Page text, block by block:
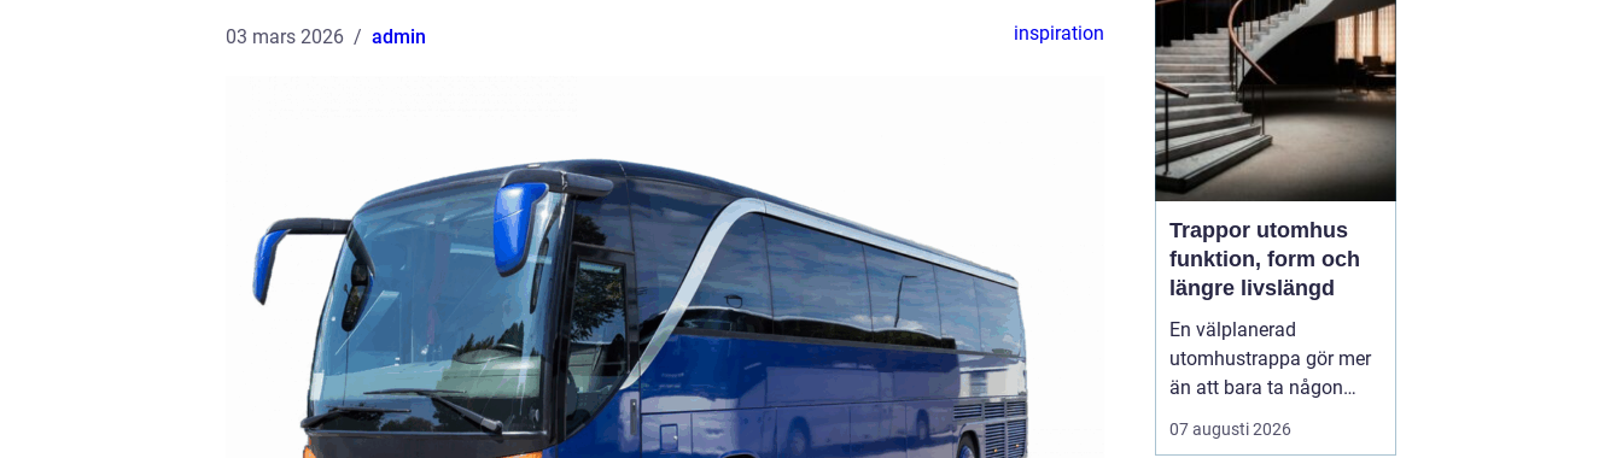
03 mars 2026 admin inspiration
Trappor utomhus
funktion, form och
längre livslängd
En välplanerad
utomhustrappa gör mer
än att bara ta någon
från punkt A till B. Den
binder ihop
07 augusti 2026